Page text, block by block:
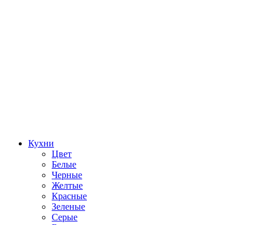
Кухни
Цвет
Белые
Черные
Желтые
Красные
Зеленые
Серые